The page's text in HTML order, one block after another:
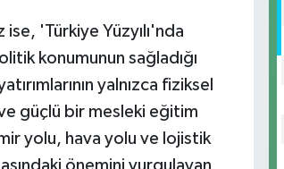
ise, 'Türkiye Yüzyılı'nda
konumunun sağladığı
yalnızca fiziksel
güçlü bir mesleki eğitim
yolu, hava yolu ve lojistik